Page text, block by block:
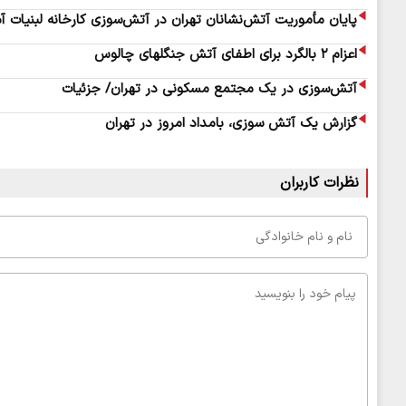
پایان مأموریت آتش‌نشانان تهران در آتش‌سوزی کارخانه لبنیات
اعزام ۲ بالگرد برای اطفای آتش جنگلهای چالوس
آتش‌سوزی در یک مجتمع مسکونی در تهران/ جزئیات
گزارش یک آتش سوزی، بامداد امروز در تهران
نظرات کاربران